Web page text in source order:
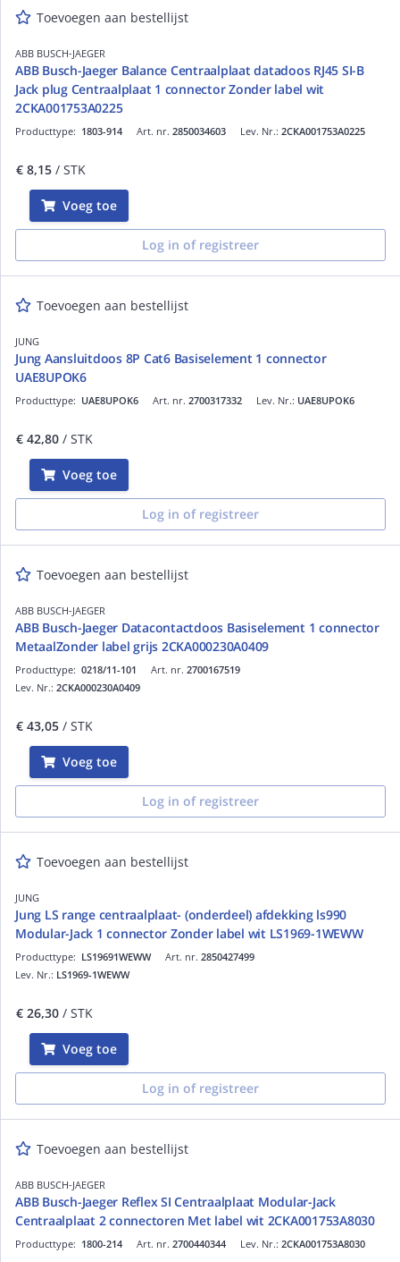
Toevoegen aan bestellijst
ABB BUSCH-JAEGER
ABB Busch-Jaeger Balance Centraalplaat datadoos RJ45 SI-B
Jack plug Centraalplaat 1 connector Zonder label wit
2CKA001753A0225
Art. nr. 2850034603
Producttype: 1803-914 Lev. Nr.: 2CKA001753A0225
€ 8,15 / STK
Voeg toe
Log in of registreer
Toevoegen aan bestellijst
JUNG
Jung Aansluitdoos 8P Cat6 Basiselement 1 connector
UAE8UPOK6
Art. nr. 2700317332
Producttype: UAE8UPOK6 Lev. Nr.: UAE8UPOK6
€ 42,80 / STK
Voeg toe
Log in of registreer
Toevoegen aan bestellijst
ABB BUSCH-JAEGER
ABB Busch-Jaeger Datacontactdoos Basiselement 1 connector
MetaalZonder label grijs 2CKA000230A0409
Art. nr. 2700167519
Producttype: 0218/11-101
Lev. Nr.: 2CKA000230A0409
€ 43,05 / STK
Voeg toe
Log in of registreer
Toevoegen aan bestellijst
JUNG
Jung LS range centraalplaat- (onderdeel) afdekking ls990
Modular-Jack 1 connector Zonder label wit LS1969-1WEWW
Art. nr. 2850427499
Producttype: LS19691WEWW
Lev. Nr.: LS1969-1WEWW
€ 26,30 / STK
Voeg toe
Log in of registreer
Toevoegen aan bestellijst
ABB BUSCH-JAEGER
ABB Busch-Jaeger Reflex SI Centraalplaat Modular-Jack
Centraalplaat 2 connectoren Met label wit 2CKA001753A8030
Art. nr. 2700440344
Producttype: 1800-214 Lev. Nr.: 2CKA001753A8030